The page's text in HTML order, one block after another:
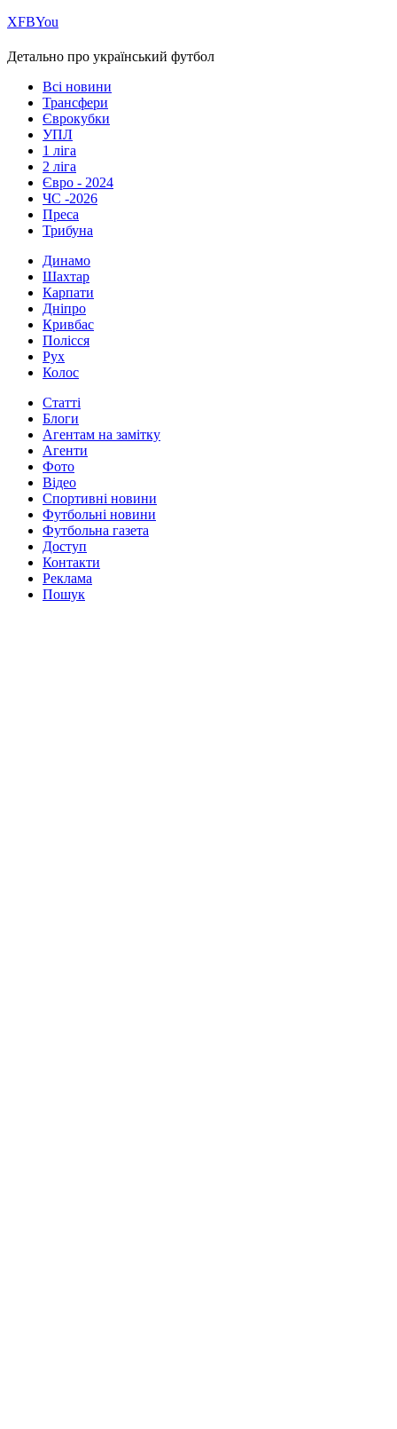
ХFBYou
Детально про український футбол
Всі новини
Трансфери
Єврокубки
УПЛ
1 ліга
2 ліга
Євро - 2024
ЧС -2026
Преса
Трибуна
Динамо
Шахтар
Карпати
Дніпро
Кривбас
Полісся
Рух
Колос
Статті
Блоги
Агентам на замітку
Агенти
Фото
Відео
Спортивні новини
Футбольні новини
Футбольна газета
Доступ
Контакти
Реклама
Пошук